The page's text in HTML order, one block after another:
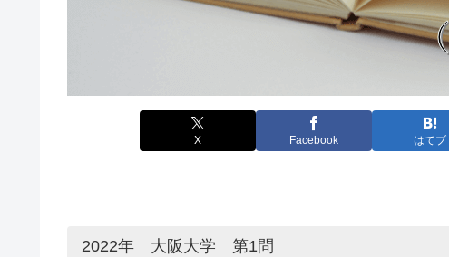
X Facebook はてブ
2022年 大阪大学 第1問